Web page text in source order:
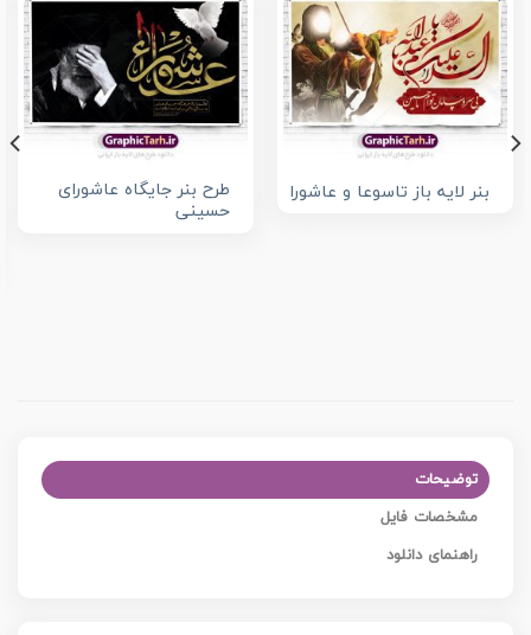
بنر لایه باز تاسوعا و عاشورا
طرح بنر جایگاه عاشورای
حسینی
توضیحات
مشخصات فایل
راهنمای دانلود